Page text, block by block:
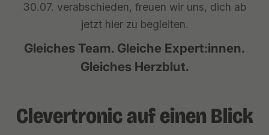
30.07. verabschieden, freuen wir uns, dich ab
jetzt hier zu begleiten.
Gleiches Team. Gleiche Expert:innen.
Gleiches Herzblut.
Clevertronic auf einen Blick